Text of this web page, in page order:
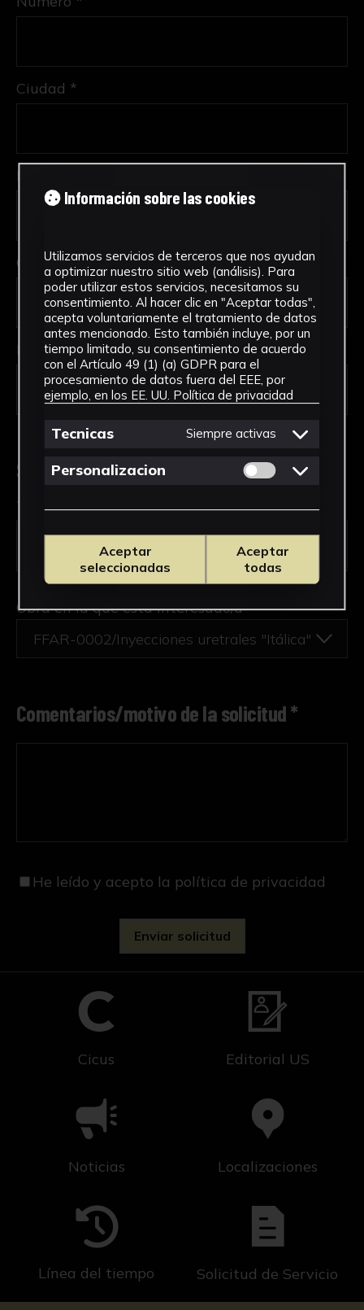
Ciudad *
Código Postal *
País *
Solicitud de Servicio
Tipo de solicitud *
Obra en la que está interesado/a*
FFAR-0002/Inyecciones uretrales "Itálica"
Comentarios/motivo de la solicitud *
He leído y acepto la política de privacidad
Cicus Editorial US
Noticias Localizaciones
Línea del tiempo Solicitud de Servicio
Información sobre las cookies
Utilizamos servicios de terceros que nos ayudan
a optimizar nuestro sitio web (análisis). Para
poder utilizar estos servicios, necesitamos su
consentimiento. Al hacer clic en "Aceptar todas",
acepta voluntariamente el tratamiento de datos
antes mencionado. Esto también incluye, por un
tiempo limitado, su consentimiento de acuerdo
con el Artículo 49 (1) (a) GDPR para el
procesamiento de datos fuera del EEE, por
ejemplo, en los EE. UU. Política de privacidad
Tecnicas Siempre activas
Personalizacion Permitir cookies
Aceptar
seleccionadas
Aceptar
todas